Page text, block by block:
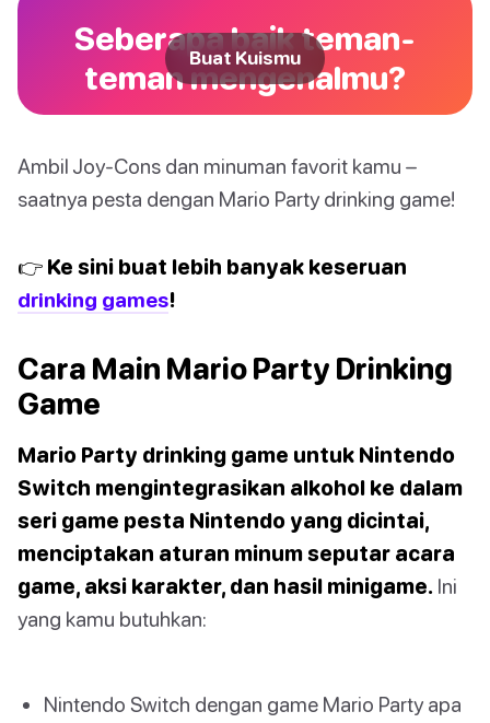
Seberapa baik teman-
teman mengenalmu?
Buat Kuismu
Ambil Joy-Cons dan minuman favorit kamu –
saatnya pesta dengan Mario Party drinking game!
👉 Ke sini buat lebih banyak keseruan
drinking games!
Cara Main Mario Party Drinking
Game
Mario Party drinking game untuk Nintendo
Switch mengintegrasikan alkohol ke dalam
seri game pesta Nintendo yang dicintai,
menciptakan aturan minum seputar acara
game, aksi karakter, dan hasil minigame. Ini
yang kamu butuhkan:
Nintendo Switch dengan game Mario Party apa